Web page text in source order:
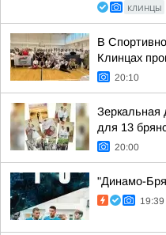
КЛИНЦЫ
В
Клинцах
20:10
Зеркальная
для 13
20:00
"Динамо-
19:39